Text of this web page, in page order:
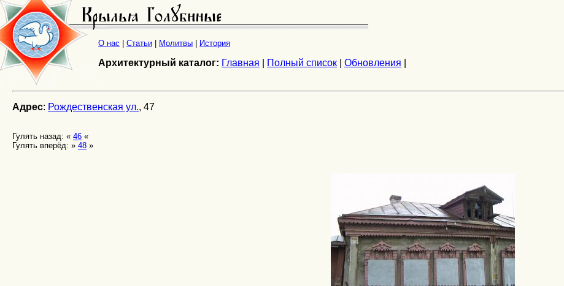
О нас Статьи Молитвы История
Архитектурный каталог: Главная Полный список Обновления
Адрес: Рождественская ул., 47
Гулять назад: « 46 «
Гулять вперёд: » 48 »